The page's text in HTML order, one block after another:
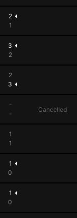
2
1
3
2
2
3
-
-
Cancelled
1
1
1
0
1
0